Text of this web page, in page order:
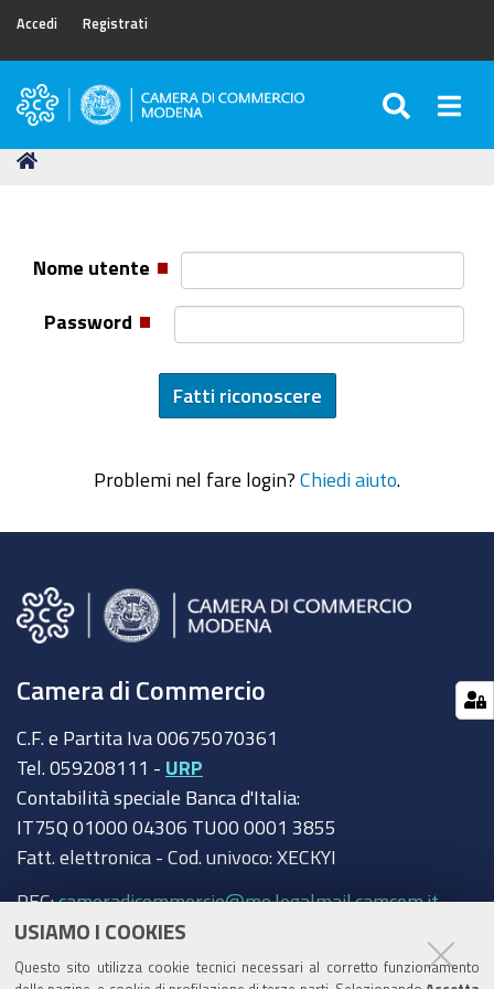
USIAMO I COOKIES
Questo sito utilizza cookie tecnici necessari al corretto funzionamento
Accedi Registrati
Camera
Commercio
Tu
Nome utente
Password
Problemi nel fare login? Chiedi aiuto
Camera di Commercio
C.F. e Partita Iva 00675070361
Tel. 059208111 - URP
Contabilità speciale Banca d'Italia:
IT75Q 01000 04306 TU00 0001 3855
Fatt. elettronica - Cod. univoco: XECKYI
PEC:cameradicommercio@mo.legalmail.camcom.it
Trasparenza